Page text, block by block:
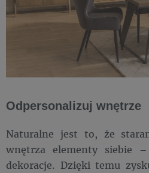
Odpersonalizuj wnętrze
Naturalne jest to, że
wnętrza elementy siebie
dekoracje. Dzięki temu